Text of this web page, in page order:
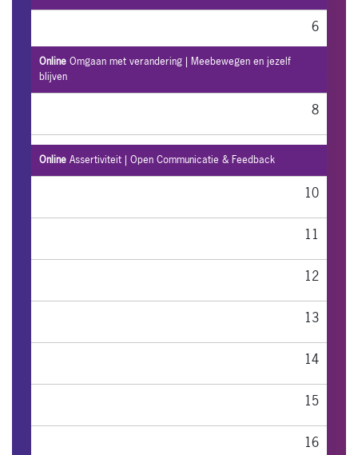
6
Online Omgaan met verandering | Meebewegen en jezelf
blijven
8
Online Assertiviteit | Open Communicatie & Feedback
10
11
12
13
14
15
16